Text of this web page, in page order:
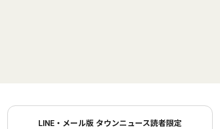
LINE・メール版 タウンニュース読者限定